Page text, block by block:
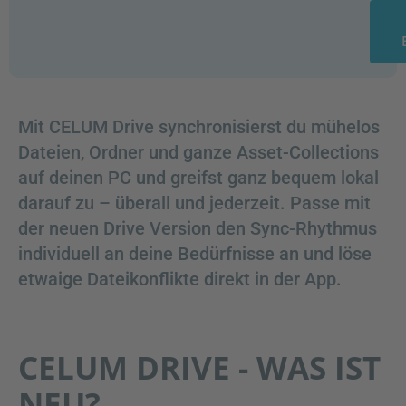
Mit CELUM Drive synchronisierst du mühelos
Dateien, Ordner und ganze Asset-Collections
auf deinen PC und greifst ganz bequem lokal
darauf zu – überall und jederzeit. Passe mit
der neuen Drive Version den Sync-Rhythmus
individuell an deine Bedürfnisse an und löse
etwaige Dateikonflikte direkt in der App.
CELUM DRIVE - WAS IST